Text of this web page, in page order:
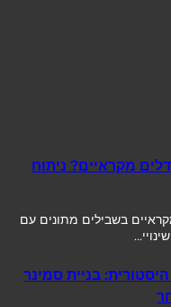
מקראיים? ניתוח
בשבילים מתונים עם
בניית סמינר